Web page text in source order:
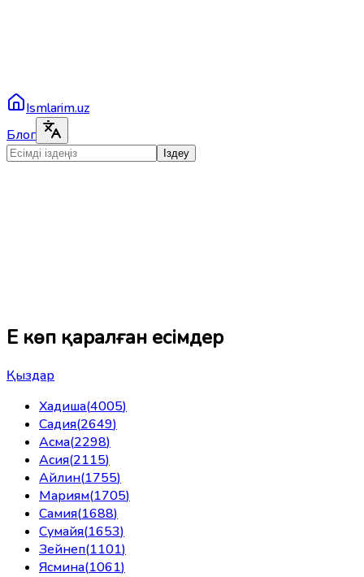
Ismlarim.uz
Блог
Іздеу
Ең көп қаралған есімдер
Қыздар
Хадиша(4005)
Садия(2649)
Асма(2298)
Асия(2115)
Айлин(1755)
Мариям(1705)
Самия(1688)
Сумайя(1653)
Зейнеп(1101)
Ясмина(1061)